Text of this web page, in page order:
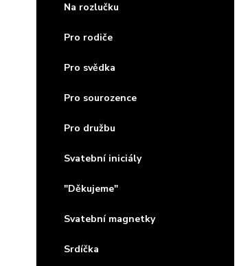
Na rozlučku
Pro rodiče
Pro svědka
Pro sourozence
Pro družbu
Svatební iniciály
"Děkujeme"
Svatební magnetky
Srdíčka